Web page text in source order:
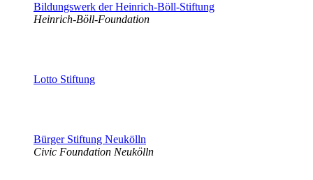
Bildungswerk der Heinrich-Böll-Stiftung
Heinrich-Böll-Foundation
Lotto Stiftung
Bürger Stiftung Neukölln
Civic Foundation Neukölln